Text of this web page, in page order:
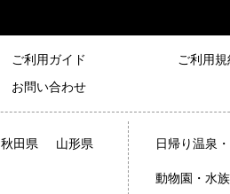
ご利用ガイド ご利用規
お問い合わせ
秋田県
山形県
日帰り温泉
動物園・水